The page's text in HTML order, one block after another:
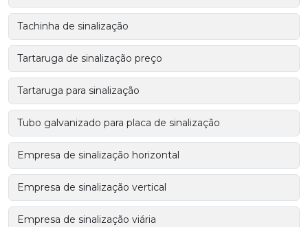
Tachinha de sinalização
Tartaruga de sinalização preço
Tartaruga para sinalização
Tubo galvanizado para placa de sinalização
Empresa de sinalização horizontal
Empresa de sinalização vertical
Empresa de sinalização viária